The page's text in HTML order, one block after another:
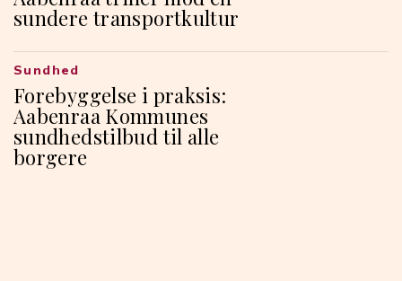
sundere transportkultur
Forebyggelse i praksis:
Aabenraa Kommunes
sundhedstilbud til alle
borgere
Sundhed